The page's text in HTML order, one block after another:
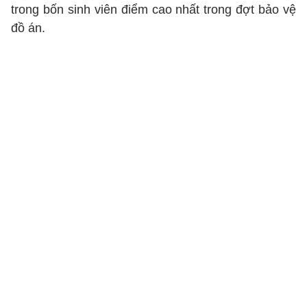
trong bốn sinh viên điểm cao nhất trong đợt bảo vệ
đồ án.